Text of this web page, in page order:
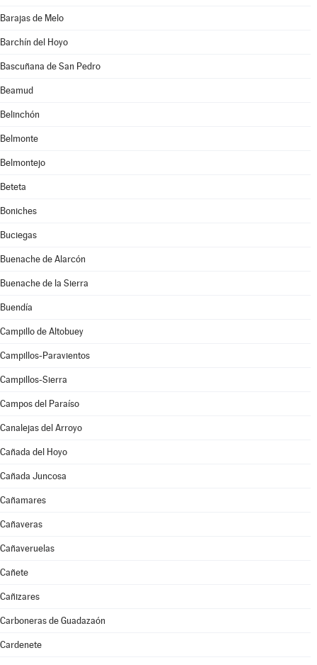
Barajas de Melo
Barchín del Hoyo
Bascuñana de San Pedro
Beamud
Belinchón
Belmonte
Belmontejo
Beteta
Boniches
Buciegas
Buenache de Alarcón
Buenache de la Sierra
Buendía
Campillo de Altobuey
Campillos-Paravientos
Campillos-Sierra
Campos del Paraíso
Canalejas del Arroyo
Cañada del Hoyo
Cañada Juncosa
Cañamares
Cañaveras
Cañaveruelas
Cañete
Cañizares
Carboneras de Guadazaón
Cardenete